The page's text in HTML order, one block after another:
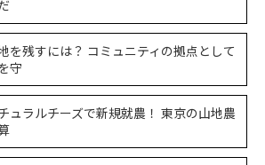
を残すには？ コミュニティの拠点として
守
ュラルチーズで新規就農！ 東京の山地農